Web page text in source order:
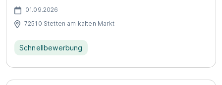
01.09.2026
72510 Stetten am kalten Markt
Schnellbewerbung